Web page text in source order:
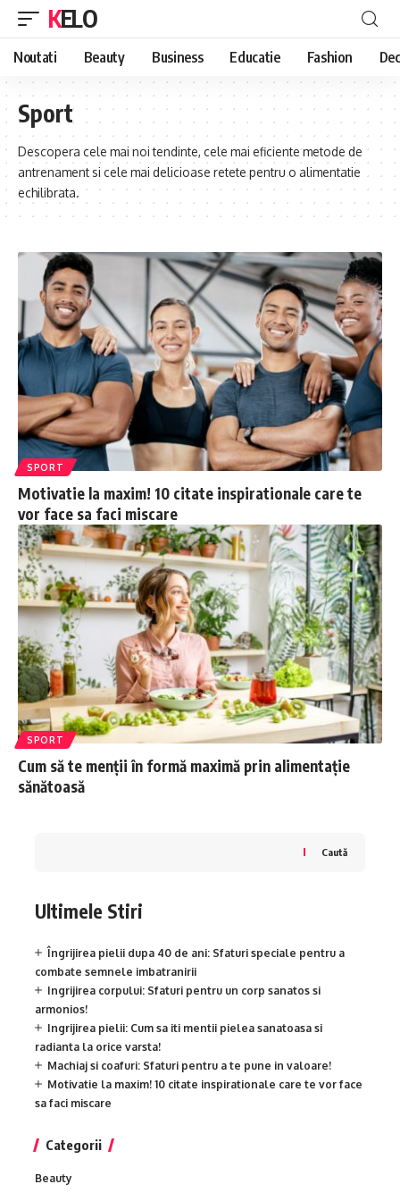
KELO
Noutati Beauty Business Educatie Fashion
Sport
Descopera cele mai noi tendinte, cele mai eficiente metode de
antrenament si cele mai delicioase retete pentru o alimentatie
echilibrata.
SPORT
Motivatie la maxim! 10 citate inspirationale care te
vor face sa faci miscare
SPORT
Cum să te menții în formă maximă prin alimentație
sănătoasă
Caută
Ultimele Stiri
Îngrijirea pielii dupa 40 de ani: Sfaturi speciale pentru a
combate semnele imbatranirii
Ingrijirea corpului: Sfaturi pentru un corp sanatos si
armonios!
Ingrijirea pielii: Cum sa iti mentii pielea sanatoasa si
radianta la orice varsta!
Machiaj si coafuri: Sfaturi pentru a te pune in valoare!
Motivatie la maxim! 10 citate inspirationale care te vor face
sa faci miscare
Categorii
Beauty